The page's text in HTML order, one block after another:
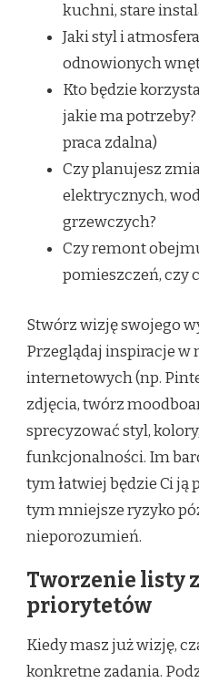
kuchni, stare
Jaki styl i
odnowionych
Kto będzie
jakie ma potrzeby?
praca zdalna)
Czy planujesz
elektrycznych,
grzewczych?
Czy remont
pomieszczeń, czy
Stwórz wizję swojego
Przeglądaj inspiracje w
internetowych (np.
zdjęcia, twórz
sprecyzować styl,
funkcjonalności. Im
tym łatwiej będzie Ci ją
tym mniejsze ryzyko
nieporozumień.
Tworzenie listy
priorytetów
Kiedy masz już wizję,
konkretne zadania.